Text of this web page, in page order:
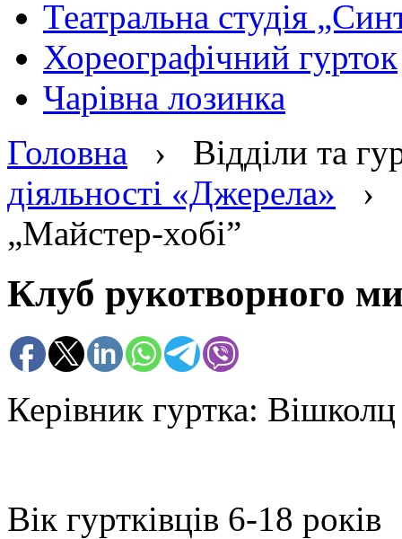
Театральна студія
Хореографічний гурток
Чарівна лозинка
Головна › Відділи та
діяльності «Джерела» ›
„Майстер-хобі”
Клуб рукотворного
Керівник гуртка:
Вік гуртківців 6-18 років